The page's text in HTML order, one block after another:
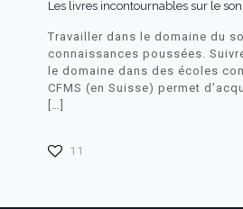
Les livres incontournables sur le son
Travailler dans le domaine du
connaissances poussées.
le domaine dans des écoles
CFMS (en Suisse) permet
11